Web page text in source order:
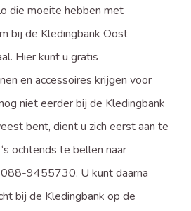
die moeite hebben met
bij de Kledingbank Oost
Hier kunt u gratis
en accessoires krijgen voor
niet eerder bij de Kledingbank
bent, dient u zich eerst aan te
ochtends te bellen naar
9455730. U kunt daarna
bij de Kledingbank op de